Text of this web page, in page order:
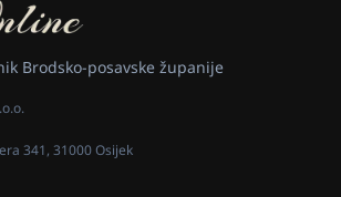
Brodsko-posavske županije
341, 31000 Osijek